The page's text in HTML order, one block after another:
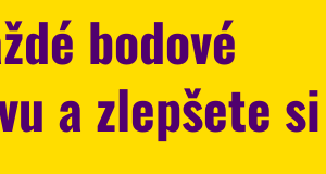
bodové
a zlepšete si